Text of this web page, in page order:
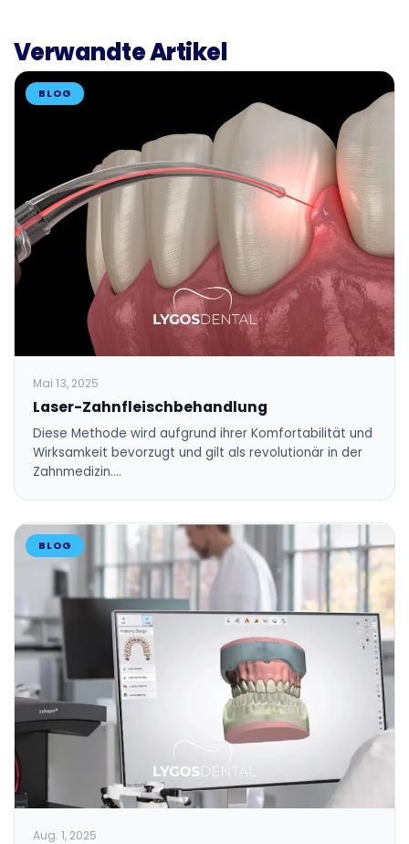
Verwandte Artikel
BLOG
Mai 13, 2025
Laser-Zahnfleischbehandlung
Diese Methode wird aufgrund ihrer Komfortabilität und
Wirksamkeit bevorzugt und gilt als revolutionär in der
Zahnmedizin.…
BLOG
Aug. 1, 2025